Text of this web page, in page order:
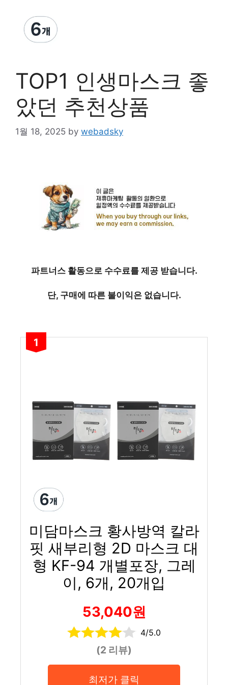
TOP1 인생마스크 좋
았던 추천상품
1월 18, 2025 by webadsky
파트너스 활동으로 수수료를 제공 받습니다.
단, 구매에 따른 불이익은 없습니다.
1
미담마스크 황사방역 칼라
핏 새부리형 2D 마스크 대
형 KF-94 개별포장, 그레
이, 6개, 20개입
53,040원
4/5.0
(2 리뷰)
최저가 클릭